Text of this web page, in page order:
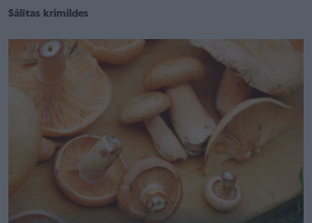
Sālītas krimildes